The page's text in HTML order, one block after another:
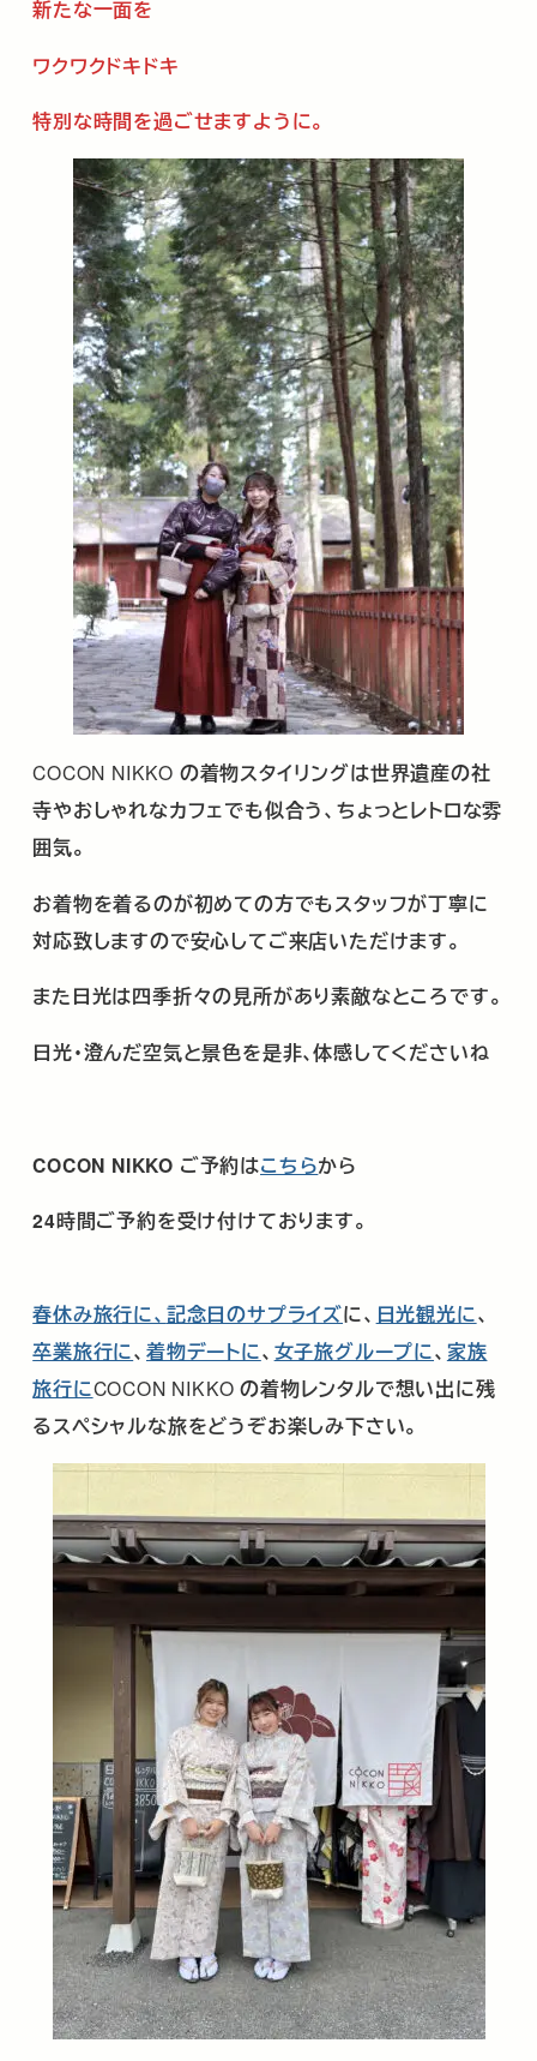
新たな一面を
ワクワクドキドキ
特別な時間を過ごせますように。
COCON NIKKO の着物スタイリングは世界遺産の社
寺やおしゃれなカフェでも似合う、ちょっとレトロな雰
囲気。
お着物を着るのが初めての方でもスタッフが丁寧に
対応致しますので安心してご来店いただけます。
また日光は四季折々の見所があり素敵なところです。
日光・澄んだ空気と景色を是非､体感してくださいね
COCON NIKKO ご予約はこちらから
24時間ご予約を受け付けております。
春休み旅行に、 記念日のサプライズに、 日光観光に、
卒業旅行に、 着物デートに、 女子旅グループに、 家族
旅行にCOCON NIKKOの着物レンタルで想い出に残
るスペシャルな旅をどうぞお楽しみ下さい。